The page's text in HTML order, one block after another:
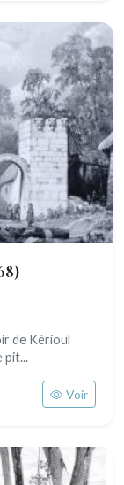
de Kérioul
pit...
Voir